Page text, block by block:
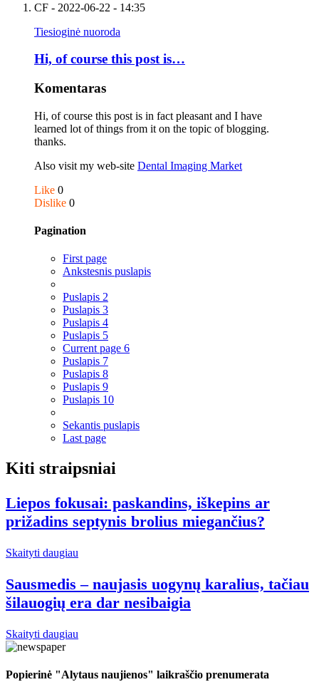
CF - 2022-06-22 - 14:35
Tiesioginė nuoroda
Hi, of course this post is…
Komentaras
Hi, of course this post is in fact pleasant and I have
learned lot of things from it on the topic of blogging.
thanks.
Also visit my web-site Dental Imaging Market
Like 0
Dislike 0
Pagination
First page
Ankstesnis puslapis
Puslapis 2
Puslapis 3
Puslapis 4
Puslapis 5
Current page 6
Puslapis 7
Puslapis 8
Puslapis 9
Puslapis 10
Sekantis puslapis
Last page
Kiti straipsniai
Liepos fokusai: paskandins, iškepins ar
prižadins septynis brolius miegančius?
Skaityti daugiau
Sausmedis – naujasis uogynų karalius, tačiau
šilauogių era dar nesibaigia
Skaityti daugiau
Popierinė "Alytaus naujienos" laikraščio prenumerata